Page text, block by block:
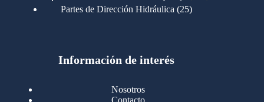
Partes de Dirección Hidráulica 2525
Motores Cummins 723
Cummins B/C 855
Información de interés
Nosotros
Contacto